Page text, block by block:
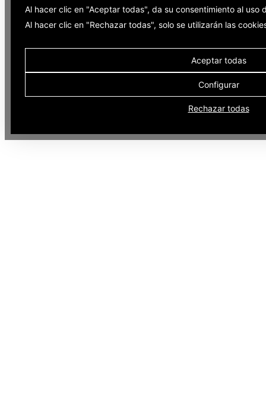
Al hacer clic en "Aceptar todas", da su consentimiento al uso
Al hacer clic en "Rechazar todas", solo se utilizarán las
Aceptar todas
Configurar
Rechazar todas